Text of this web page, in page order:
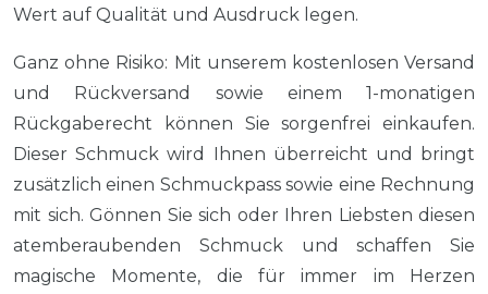
Wert auf Qualität und Ausdruck legen.
Ganz ohne Risiko: Mit unserem kostenlosen Versand
und Rückversand sowie einem 1-monatigen
Rückgaberecht können Sie sorgenfrei einkaufen.
Dieser Schmuck wird Ihnen überreicht und bringt
zusätzlich einen Schmuckpass sowie eine Rechnung
mit sich. Gönnen Sie sich oder Ihren Liebsten diesen
atemberaubenden Schmuck und schaffen Sie
magische Momente, die für immer im Herzen